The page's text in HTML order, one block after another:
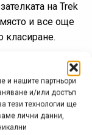
и нашите партньори
и/или достъп
тези технологии ще
лични данни,
на Trek
и все още
класиране.